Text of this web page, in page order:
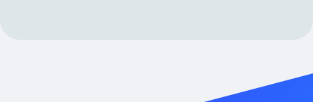
betexper